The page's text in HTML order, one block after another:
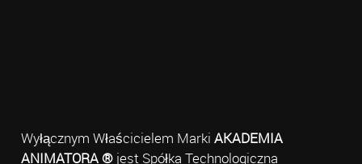
Wyłącznym Właścicielem Marki AKADEMIA
ANIMATORA ®jest Spółka Technologiczna